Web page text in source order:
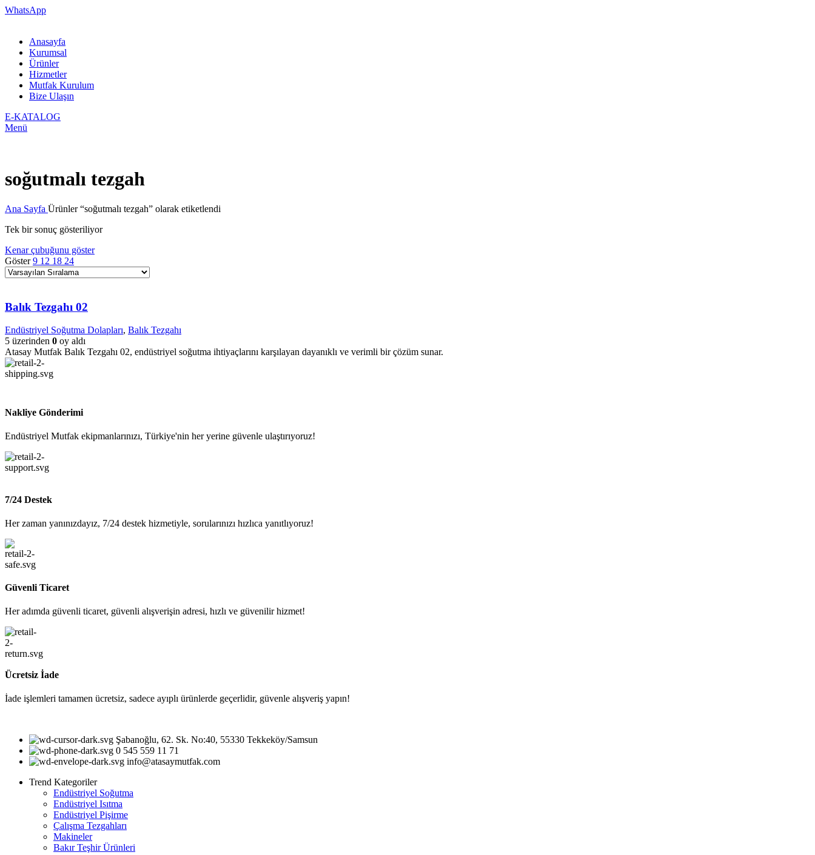
WhatsApp
Anasayfa
Kurumsal
Ürünler
Hizmetler
Mutfak Kurulum
Bize Ulaşın
E-KATALOG
Menü
soğutmalı tezgah
Ana Sayfa Ürünler “soğutmalı tezgah” olarak etiketlendi
Tek bir sonuç gösteriliyor
Kenar çubuğunu göster
Göster9 12 18 24
Balık Tezgahı 02
Endüstriyel Soğutma Dolapları, Balık Tezgahı
5 üzerinden 0 oy aldı
Atasay Mutfak Balık Tezgahı 02, endüstriyel soğutma ihtiyaçlarını karşılayan dayanıklı ve verimli bir çözüm sunar.
Nakliye Gönderimi
Endüstriyel Mutfak ekipmanlarınızı, Türkiye'nin her yerine güvenle ulaştırıyoruz!
7/24 Destek
Her zaman yanınızdayız, 7/24 destek hizmetiyle, sorularınızı hızlıca yanıtlıyoruz!
Güvenli Ticaret
Her adımda güvenli ticaret, güvenli alışverişin adresi, hızlı ve güvenilir hizmet!
Ücretsiz İade
İade işlemleri tamamen ücretsiz, sadece ayıplı ürünlerde geçerlidir, güvenle alışveriş yapın!
Şabanoğlu, 62. Sk. No:40, 55330 Tekkeköy/Samsun
0 545 559 11 71
info@atasaymutfak.com
Trend Kategoriler
Endüstriyel Soğutma
Endüstriyel Isıtma
Endüstriyel Pişirme
Çalışma Tezgahları
Makineler
Bakır Teşhir Ürünleri